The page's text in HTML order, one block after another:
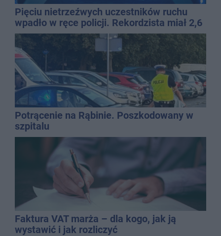
Pięciu nietrzeźwych uczestników ruchu
wpadło w ręce policji. Rekordzista miał 2,6
promila
Potrącenie na Rąbinie. Poszkodowany w
szpitalu
Faktura VAT marża – dla kogo, jak ją
wystawić i jak rozliczyć